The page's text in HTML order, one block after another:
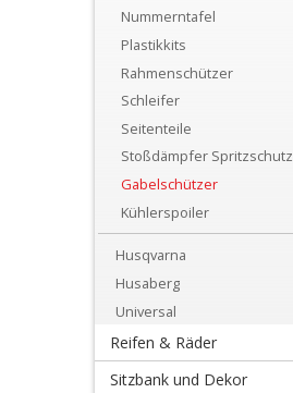
Sherco
Nummerntafel
Plastikkits
Rahmenschützer
Schleifer
Seitenteile
Stoßdämpfer Spritzschutz
Gabelschützer
Kühlerspoiler
Husqvarna
Husaberg
Universal
Reifen & Räder
Sitzbank und Dekor